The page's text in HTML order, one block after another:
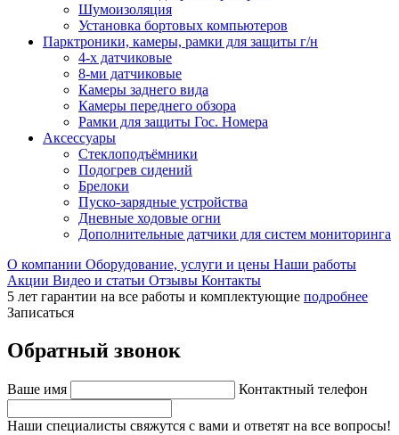
Шумоизоляция
Установка бортовых компьютеров
Парктроники, камеры, рамки для защиты г/н
4-х датчиковые
8-ми датчиковые
Камеры заднего вида
Камеры переднего обзора
Рамки для защиты Гос. Номера
Аксессуары
Стеклоподъёмники
Подогрев сидений
Брелоки
Пуско-зарядные устройства
Дневные ходовые огни
Дополнительные датчики для систем мониторинга
О компании Оборудование, услуги и цены Наши работы
Акции Видео и статьи Отзывы Контакты
5 лет гарантии на все работы и комплектующие подробнее
Записаться
Обратный звонок
Ваше имя Контактный телефон
Наши специалисты свяжутся с вами и ответят на все вопросы!